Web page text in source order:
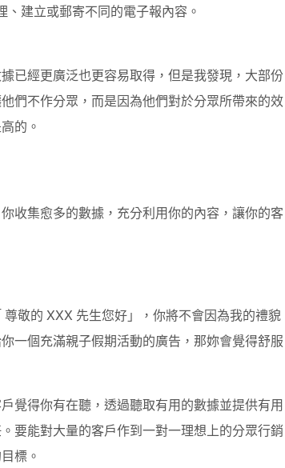
建立或郵寄不同的電子報內容。
已經更廣泛也更容易取得，但是我發現，大部份
們不作分眾，而是因為他們對於分眾所帶來的效
的。
收集愈多的數據，充分利用你的內容，讓你的客
敬的 XXX 先生您好」，你將不會因為我的禮貌
一個充滿親子假期活動的廣告，那妳會覺得舒服
覺得你有在聽，透過聽取有用的數據並提供有用
要能對大量的客戶作到一對一理想上的分眾行銷
標。